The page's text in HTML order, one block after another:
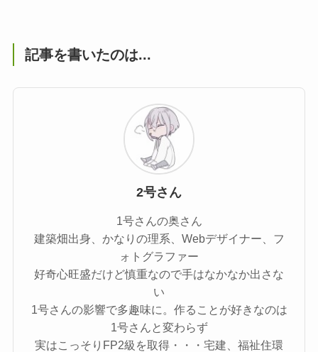
記事を書いたのは...
2号さん
1号さんの奥さん
建築畑出身、かなりの理系、Webデザイナー、フ
ォトグラファー
好奇心旺盛だけど慎重なので手はなかなか出さな
い
1号さんの影響で多趣味に。作ることが好きなのは
1号さんと変わらず
実はこっそりFP2級を取得・・・宅建、福祉住環